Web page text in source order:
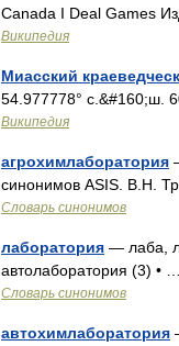
Canada I Deal Games
Википедия
Миасский
54.977778° с.&#160;ш.
Википедия
агрохимлаборатория
синонимов ASIS. В.Н.
Словарь синонимов
лаборатория — лаба,
автолаборатория (3) • …
Словарь синонимов
автохимлаборатория